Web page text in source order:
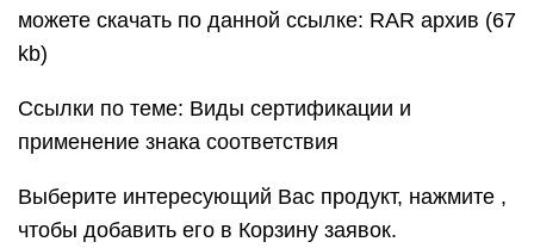
можете скачать по данной ссылке: RAR архив (67
kb)
Ссылки по теме: Виды сертификации и
применение знака соответствия
Выберите интересующий Вас продукт, нажмите ,
чтобы добавить его в Корзину заявок.